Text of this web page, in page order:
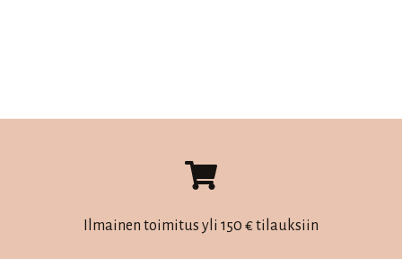
Ilmainen toimitus yli 150 € tilauksiin